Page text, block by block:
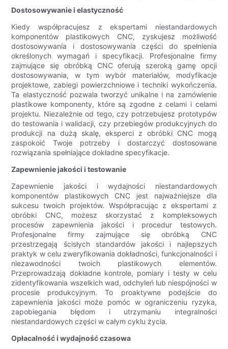
Dostosowywanie i elastyczność
Kiedy współpracujesz z ekspertami niestandardowych
komponentów plastikowych CNC, zyskujesz możliwość
dostosowywania i dostosowywania części do spełnienia
określonych wymagań i specyfikacji. Profesjonalne firmy
zajmujące się obróbką CNC oferują szeroką gamę opcji
dostosowywania, w tym wybór materiałów, modyfikacje
projektowe, zabiegi powierzchniowe i techniki wykończenia.
Ta elastyczność pozwala tworzyć unikalne i na zamówienie
plastikowe komponenty, które są zgodne z celami i celami
projektu. Niezależnie od tego, czy potrzebujesz prototypów
do testowania i walidacji, czy przebiegów produkcyjnych do
produkcji na dużą skalę, eksperci z obróbki CNC mogą
zaspokoić Twoje potrzeby i dostarczyć dostosowane
rozwiązania spełniające dokładne specyfikacje.
Zapewnienie jakości i testowanie
Zapewnienie jakości i wydajności niestandardowych
komponentów plastikowych CNC jest najważniejsze dla
sukcesu twoich projektów. Współpracując z ekspertami z
obróbki CNC, możesz skorzystać z kompleksowych
procesów zapewnienia jakości i procedur testowych.
Profesjonalne firmy zajmujące się obróbką CNC
przestrzegają ścisłych standardów jakości i najlepszych
praktyk w celu zweryfikowania dokładności, funkcjonalności i
niezawodności twoich plastikowych elementów.
Przeprowadzają dokładne kontrole, pomiary i testy w celu
zidentyfikowania wszelkich wad, odchyleń lub niespójności w
procesie produkcyjnym. To proaktywne podejście do
zapewnienia jakości może pomóc w ograniczeniu ryzyka,
zapobiegania błędom i utrzymaniu integralności
niestandardowych części w całym cyklu życia.
Opłacalność i wydajność czasowa